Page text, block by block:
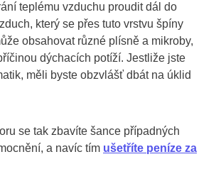
teplému vzduchu proudit dál do
který se přes tuto vrstvu špíny
obsahovat různé plísně a mikroby,
dýchacích potíží. Jestliže jste
měli byste obzvlášť dbát na úklid
se tak zbavíte šance případných
a navíc tím ušetříte peníze za